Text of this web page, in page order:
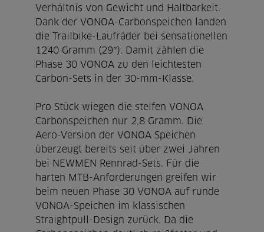
Verhältnis von Gewicht und Haltbarkeit.
Dank der VONOA-Carbonspeichen landen
die Trailbike-Laufräder bei sensationellen
1240 Gramm (29″). Damit zählen die
Phase 30 VONOA zu den leichtesten
Carbon-Sets in der 30-mm-Klasse.
Pro Stück wiegen die steifen VONOA
Carbonspeichen nur 2,8 Gramm. Die
Aero-Version der VONOA Speichen
überzeugt bereits seit über zwei Jahren
bei NEWMEN Rennrad-Sets. Für die
harten MTB-Anforderungen greifen wir
beim neuen Phase 30 VONOA auf runde
VONOA-Speichen im klassischen
Straightpull-Design zurück. Da die